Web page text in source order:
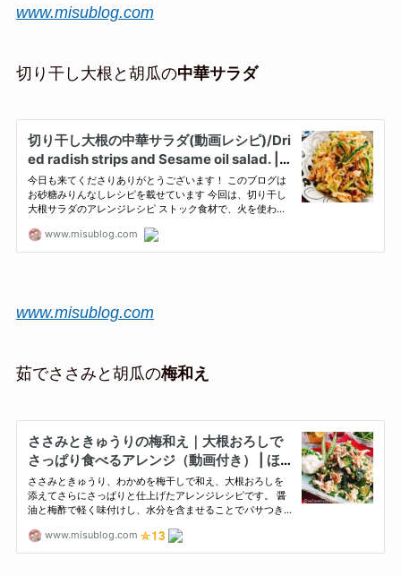
www.misublog.com
切り干し大根と胡瓜の中華サラダ
www.misublog.com
茹でささみと胡瓜の梅和え